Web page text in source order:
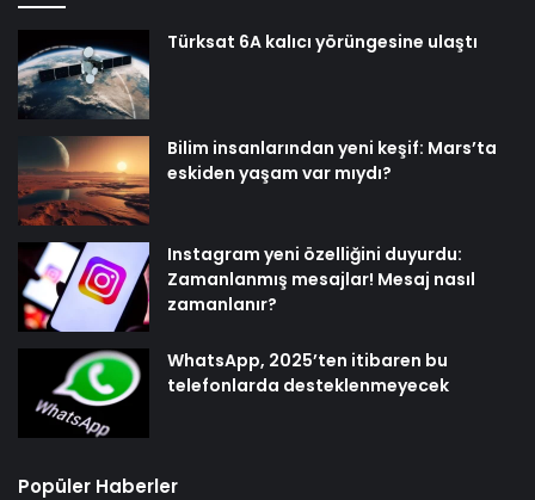
Türksat 6A kalıcı yörüngesine ulaştı
Bilim insanlarından yeni keşif: Mars’ta
eskiden yaşam var mıydı?
Instagram yeni özelliğini duyurdu:
Zamanlanmış mesajlar! Mesaj nasıl
zamanlanır?
WhatsApp, 2025’ten itibaren bu
telefonlarda desteklenmeyecek
Popüler Haberler